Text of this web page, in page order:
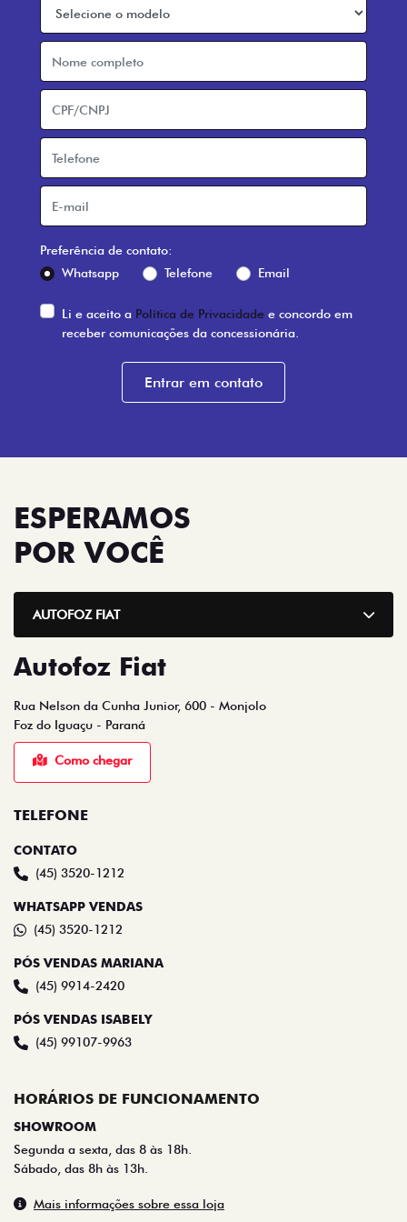
Preferência de contato:
Whatsapp
Telefone Email
Li e aceito a Política de Privacidade e concordo em
receber comunicações da concessionária.
Entrar em contato
ESPERAMOS
POR VOCÊ
AUTOFOZ FIAT
Autofoz Fiat
Rua Nelson da Cunha Junior, 600 - Monjolo
Foz do Iguaçu - Paraná
Como chegar
TELEFONE
CONTATO
(45) 3520-1212
WHATSAPP VENDAS
(45) 3520-1212
PÓS VENDAS MARIANA
(45) 9914-2420
PÓS VENDAS ISABELY
(45) 99107-9963
HORÁRIOS DE FUNCIONAMENTO
SHOWROOM
Segunda a sexta, das 8 às 18h.
Sábado, das 8h às 13h.
Mais informações sobre essa loja